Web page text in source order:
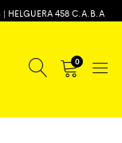
HELGUERA 458 C.A.B.A
0